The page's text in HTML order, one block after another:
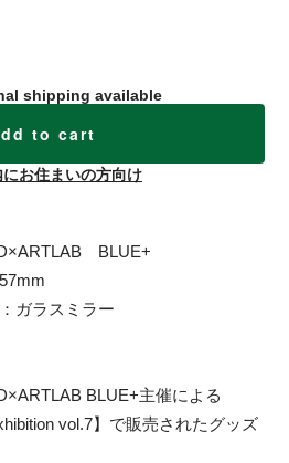
shipping available
to cart
にお住まいの方向け
BLUE+
ガラスミラー
BLUE+主催による
vol.7】で販売されたグッズ